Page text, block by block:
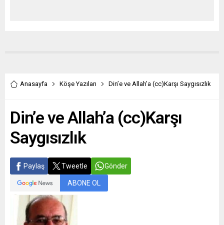
Anasayfa Köşe Yazıları Din’e ve Allah’a (cc)Karşı Saygısızlık
Din’e ve Allah’a (cc)Karşı
Saygısızlık
Paylaş Tweetle Gönder
ABONE OL